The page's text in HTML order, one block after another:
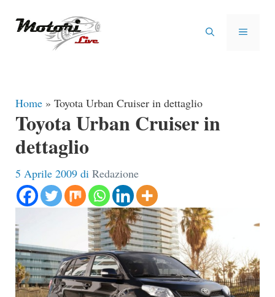
MENU
Home » Toyota Urban Cruiser in dettaglio
Toyota Urban Cruiser in
dettaglio
5 Aprile 2009 di Redazione